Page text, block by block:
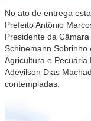
No ato de entrega
Prefeito Antônio
Presidente da
Schinemann Sobrinho
Agricultura e
Adevilson Dias
contempladas.